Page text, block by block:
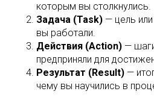
которым вы столкнулись.
Задача (Task) — цель
вы работали.
Действия (Action) —
предприняли для
Результат (Result) —
чему вы научились в